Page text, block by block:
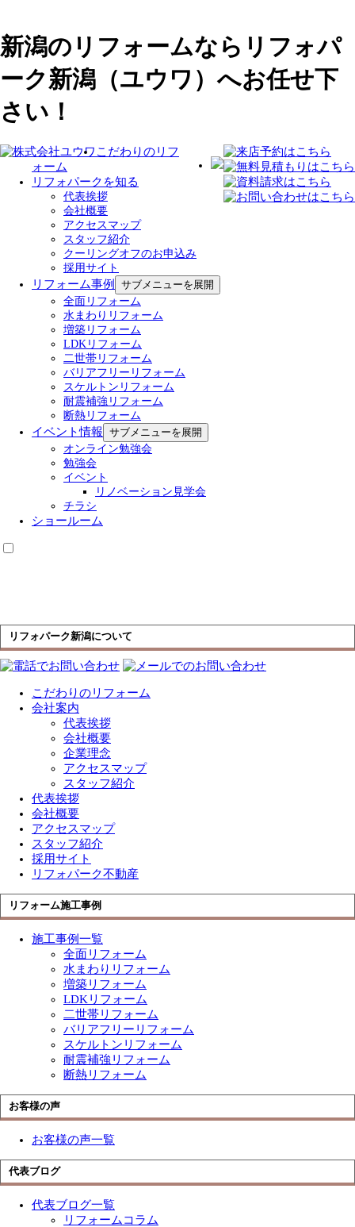
新潟のリフォームならリフォパ
ーク新潟（ユウワ）へお任せ下
さい！
こだわりのリフ
ォーム
リフォパークを知る
代表挨拶
会社概要
アクセスマップ
スタッフ紹介
クーリングオフのお申込み
採用サイト
リフォーム事例
サブメニューを展開
全面リフォーム
水まわりリフォーム
増築リフォーム
LDKリフォーム
二世帯リフォーム
バリアフリーリフォーム
スケルトンリフォーム
耐震補強リフォーム
断熱リフォーム
イベント情報 サブメニューを展開
オンライン勉強会
勉強会
イベント
リノベーション見学会
チラシ
ショールーム
リフォパーク新潟について
こだわりのリフォーム
会社案内
代表挨拶
会社概要
企業理念
アクセスマップ
スタッフ紹介
代表挨拶
会社概要
アクセスマップ
スタッフ紹介
採用サイト
リフォパーク不動産
リフォーム施工事例
施工事例一覧
全面リフォーム
水まわりリフォーム
増築リフォーム
LDKリフォーム
二世帯リフォーム
バリアフリーリフォーム
スケルトンリフォーム
耐震補強リフォーム
断熱リフォーム
お客様の声
お客様の声一覧
代表ブログ
代表ブログ一覧
リフォームコラム